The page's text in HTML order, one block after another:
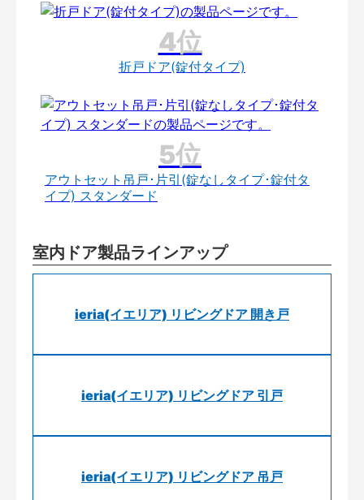
折戸ドア(錠付タイプ)
アウトセット吊戸･片引(錠なしタイプ･錠付タ
イプ) スタンダード
室内ドア製品ラインアップ
ieria(イエリア) リビングドア 開き戸
ieria(イエリア) リビングドア 引戸
ieria(イエリア) リビングドア 吊戸